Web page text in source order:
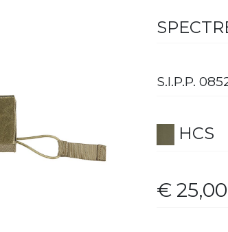
S.I.P.P.
HCS
€ 25,00